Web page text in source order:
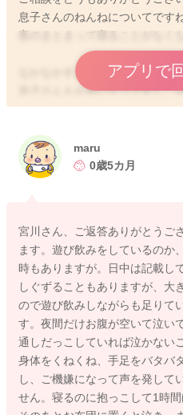
息子さんのねんねについてですね
夜のまとまって寝ることがなく
なかなかすんなりと寝付けない
息子さんもお辛いそうですし、
んも大変だと思います。
日中のねんねも特別短いわけで
日中の授乳も毎回しっかりと飲
活動量も増えているかと思いま
なり、摂取エネルギー量がもっ
て泣くこともないかなと思いま
結果抱っこで寝てくれることも
空いているのかわからないこと
ょうか？
夜間に抱っこでも落ち着かず、
れた後には、落ち着いてその後
いかがでしょうか？
アプリで
maru
0歳5カ月
宮川さん、ご返答ありがとうご
ます。遊び飲みをしているのか
時もありますが。日中は記載し
しぐずることもありますが、大
ので遊び飲みしながらも足りて
す。夜間だけお腹が空いて泣い
通しだっこしていれば泣かない
身体をくねくね、手足をバタバ
し、ご機嫌になって声を発して
せん。寝るのに抱っこして1時